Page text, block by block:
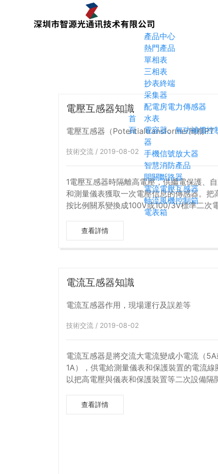
首
頁
產品中心
熱門產品
單相表
三相表
抄表終端
采集器
配電房電力傳感器
水表
電容器、無功補償控
器
手機信號放大器
智慧消防產品
開關斷路器
電流電壓互感器
軸流風機控制箱
電表箱
電壓互感器知識
技術交流 / 2019-08-02
1電壓互感器時隔離高電壓，供繼電保護、
和測量儀表獲取一次電壓信息的傳感器。把
按比例關系變換成100V或100/3V標準二次
供計量、儀表裝置和繼電保護使用。 2同時使用電
壓互感器可以將高電壓與電氣工作人員隔離
設備和人身安全的作用。
查看詳情
電流互感器知識
電流互感器作用，現場運行及誤差等
技術交流 / 2019-08-02
電流互感器是將交流大電流變成小電流（
1A），供電給測量儀表和保護裝置的電流線
以把高電壓與儀表和保護裝置等二次設備隔
應將一次繞組與被測回路串聯，電流互感器
相當于普通變壓器短路運行狀態。電流互感
查看詳情